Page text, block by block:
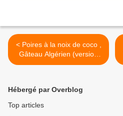
< Poires à la noix de coco ,
Gâteau Algérien (version
écrite)
Hébergé par Overblog
Top articles